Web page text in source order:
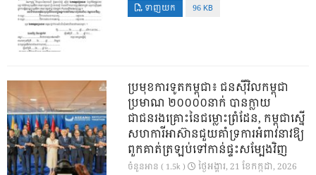
ទាញយក 96 KB
ប្រមុខការទូតកម្ពុជា៖ ជនស៊ីវិលកម្ពុជា
ប្រមាណ ២០០០០នាក់ បានក្លាយ
ជាជនរងគ្រោះនៃជម្លោះព្រំដែន, កម្ពុជាស្នើ
សហការីអាស៊ានជួយគាំទ្រការអំពាវនាវឱ្យ
ពួកគាត់ត្រឡប់ទៅកាន់ផ្ទះសម្បែងវិញ
ចំនួនអាន ( 1.5k ) ថ្ងៃ​អង្គារ, 21 ខែ​កក្កដា, 2026